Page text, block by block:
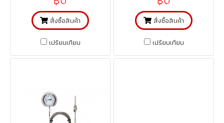
สั่งซื้อสินค้า
เปรียบเทียบ
สั่งซื้อสินค้า
เปรียบเทียบ